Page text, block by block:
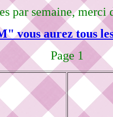
par semaine,
vous aurez tous
Page 1